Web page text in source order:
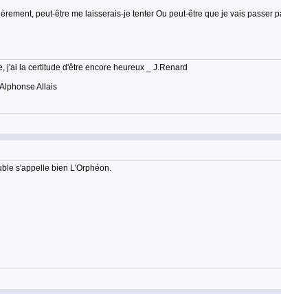
peut-être me laisserais-je tenter Ou peut-être que je vais passer
j'ai la certitude d'être encore heureux _ J.Renard
Allais
s'appelle bien L'Orphéon.